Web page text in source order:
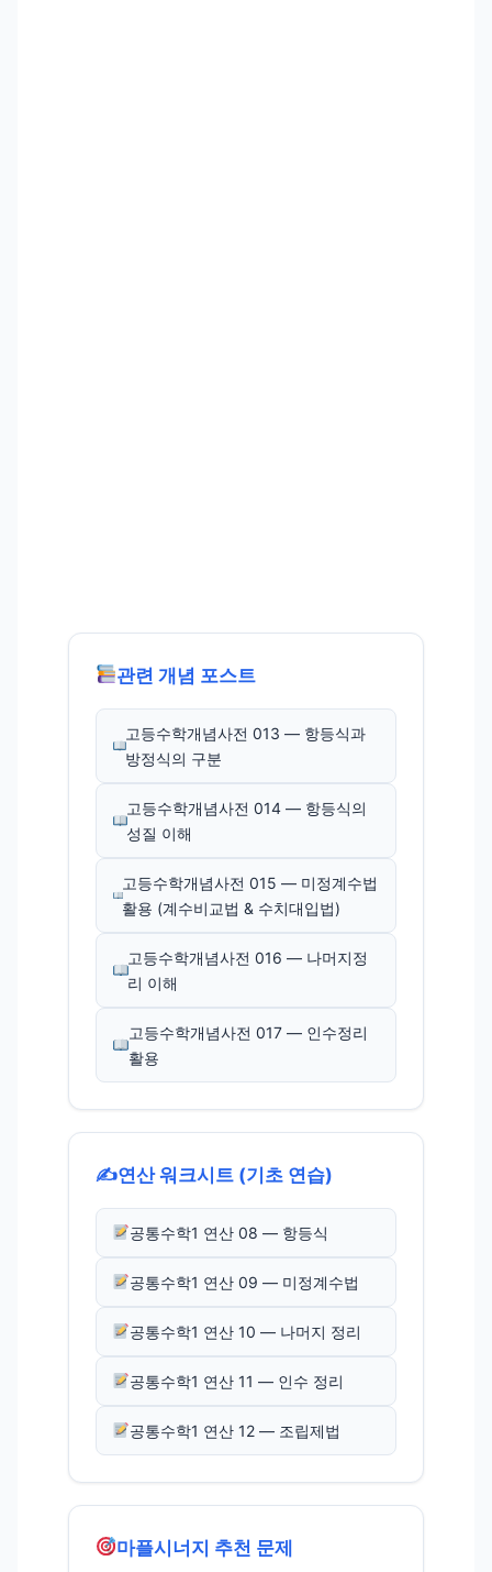
관련 개념 포스트
고등수학개념사전 013 — 항등식과
방정식의 구분
고등수학개념사전 014 — 항등식의
성질 이해
고등수학개념사전 015 — 미정계수법
활용 (계수비교법 & 수치대입법)
고등수학개념사전 016 — 나머지정
리 이해
고등수학개념사전 017 — 인수정리
활용
✍️연산 워크시트 (기초 연습)
공통수학1 연산 08 — 항등식
공통수학1 연산 09 — 미정계수법
공통수학1 연산 10 — 나머지 정리
공통수학1 연산 11 — 인수 정리
공통수학1 연산 12 — 조립제법
마플시너지 추천 문제